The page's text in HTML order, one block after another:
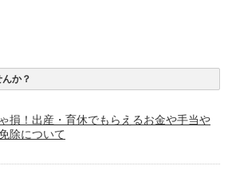
か？
損！出産・育休でもらえるお金や手当や
除について